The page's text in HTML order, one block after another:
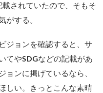
されていたので、そもそ
がする。
ジョンを確認すると、サ
てやSDGなどの記載があ
ョンに掲げているなら、
しい。きっとこんな素晴